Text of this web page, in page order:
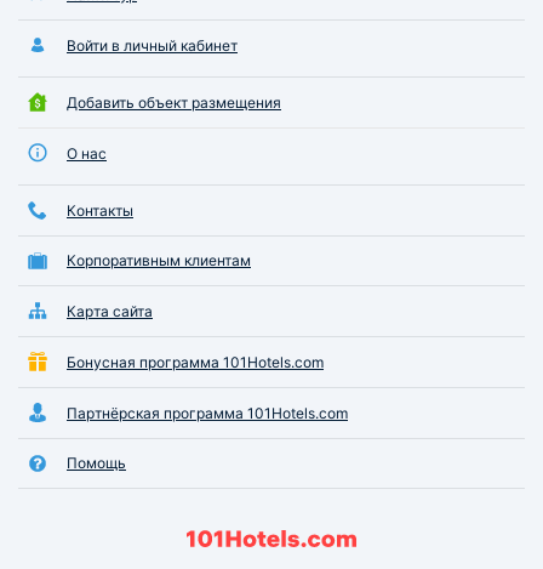
Войти в личный кабинет
Добавить объект размещения
О нас
Контакты
Корпоративным клиентам
Карта сайта
Бонусная программа 101Hotels.com
Партнёрская программа 101Hotels.com
Помощь